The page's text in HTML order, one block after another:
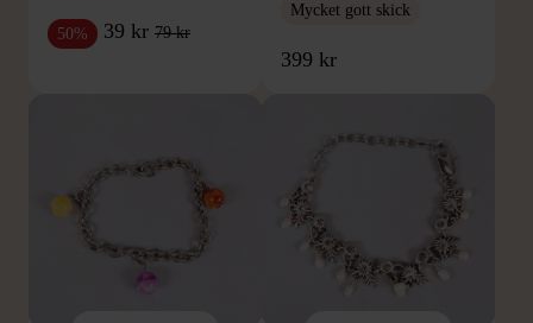
50% 39 kr 79 kr
Mycket gott skick
399 kr